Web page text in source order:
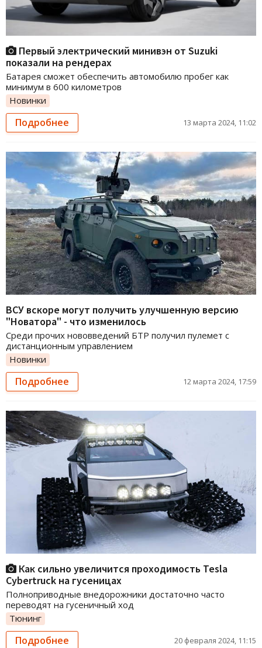
Первый электрический минивэн от Suzuki
показали на рендерах
Батарея сможет обеспечить автомобилю пробег как
минимум в 600 километров
Новинки
Подробнее 13 марта 2024, 11:02
ВСУ вскоре могут получить улучшенную версию
"Новатора" - что изменилось
Среди прочих нововведений БТР получил пулемет с
дистанционным управлением
Новинки
Подробнее 12 марта 2024, 17:59
Как сильно увеличится проходимость Tesla
Cybertruck на гусеницах
Полноприводные внедорожники достаточно часто
переводят на гусеничный ход
Тюнинг
Подробнее 20 февраля 2024, 11:15